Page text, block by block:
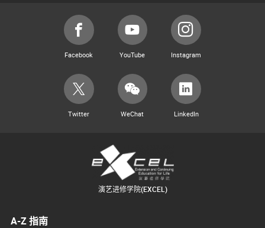
Facebook YouTube Instagram
Twitter WeChat LinkedIn
演艺进修学院(EXCEL)
A-Z 指南